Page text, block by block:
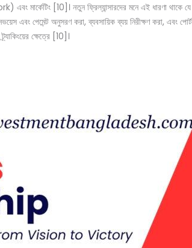
মার্কেটিং [10]। নতুন ফ্রিল্যান্সারদের মনে এই ধারণা থাকে
এবং পেমেন্ট অনুসরণ করা, ব্যবসায়িক ব্যয় নিরীক্ষণ করা, এবং
ক্ষেত্রে [10]।